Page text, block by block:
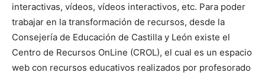
interactivas, vídeos, vídeos interactivos, etc. Para poder
trabajar en la transformación de recursos, desde la
Consejería de Educación de Castilla y León existe el
Centro de Recursos OnLine (CROL), el cual es un espacio
web con recursos educativos realizados por profesorado